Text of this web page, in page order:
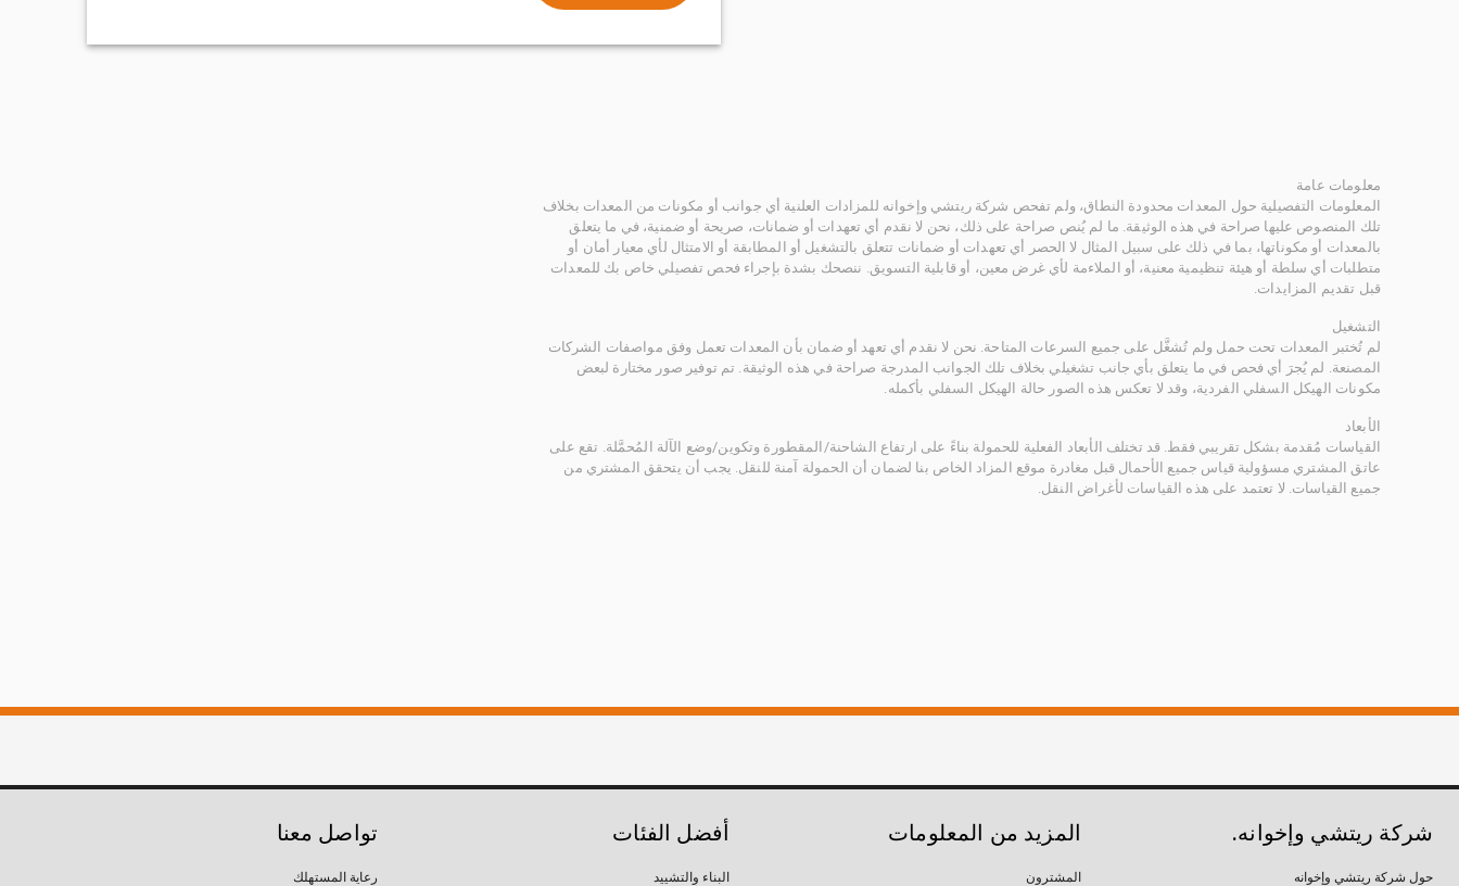
معلومات عامة
المعلومات التفصيلية حول المعدات محدودة النطاق، ولم تفحص شركة ريتشي وإخوانه للمزادات العلنية أي جوانب أو مكونات من المعدات بخلاف
تلك المنصوص عليها صراحة في هذه الوثيقة. ما لم يُنص صراحة على ذلك، نحن لا نقدم أي تعهدات أو ضمانات، صريحة أو ضمنية، في ما يتعلق
بالمعدات أو مكوناتها، بما في ذلك على سبيل المثال لا الحصر أي تعهدات أو ضمانات تتعلق بالتشغيل أو المطابقة أو الامتثال لأي معيار أمان أو
متطلبات أي سلطة أو هيئة تنظيمية معنية، أو الملاءمة لأي غرض معين، أو قابلية التسويق. ننصحك بشدة بإجراء فحص تفصيلي خاص بك للمعدات
قبل تقديم المزايدات.
التشغيل
لم تُختبر المعدات تحت حمل ولم تُشغَّل على جميع السرعات المتاحة. نحن لا نقدم أي تعهد أو ضمان بأن المعدات تعمل وفق مواصفات الشركات
المصنعة. لم يُجرَ أي فحص في ما يتعلق بأي جانب تشغيلي بخلاف تلك الجوانب المدرجة صراحة في هذه الوثيقة. تم توفير صور مختارة لبعض
مكونات الهيكل السفلي الفردية، وقد لا تعكس هذه الصور حالة الهيكل السفلي بأكمله.
الأبعاد
القياسات مُقدمة بشكل تقريبي فقط. قد تختلف الأبعاد الفعلية للحمولة بناءً على ارتفاع الشاحنة/المقطورة وتكوين/وضع الآلة المُحمَّلة. تقع على
عاتق المشتري مسؤولية قياس جميع الأحمال قبل مغادرة موقع المزاد الخاص بنا لضمان أن الحمولة آمنة للنقل. يجب أن يتحقق المشتري من
جميع القياسات. لا تعتمد على هذه القياسات لأغراض النقل.
شركة ريتشي وإخوانه.
حول شركة ريتشي وإخوانه
المزيد من المعلومات
المشترون
أفضل الفئات
البناء والتشييد
تواصل معنا
رعاية المستهلك